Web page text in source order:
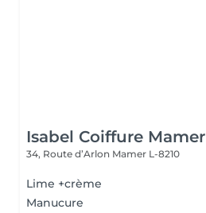
Isabel Coiffure Mamer
34, Route d’Arlon Mamer L-8210
Lime +crème
Manucure